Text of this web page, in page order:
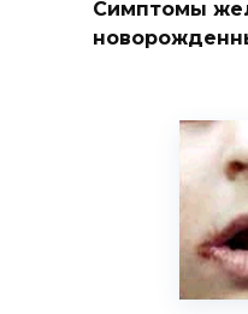
Симптомы